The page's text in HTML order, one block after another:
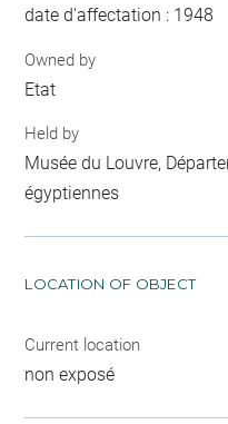
date d'affectation : 1948
Owned by
Etat
Held by
Musée du Louvre,
égyptiennes
LOCATION OF OBJECT
Current location
non exposé